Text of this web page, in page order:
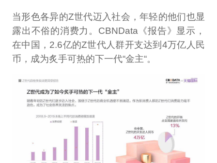
当形色各异的Z世代迈入社会，年轻的他们也显
露出不俗的消费力。CBNData《报告》显示，
在中国，2.6亿的Z世代人群开支达到4万亿人民
币，成为炙手可热的下一代“金主“。